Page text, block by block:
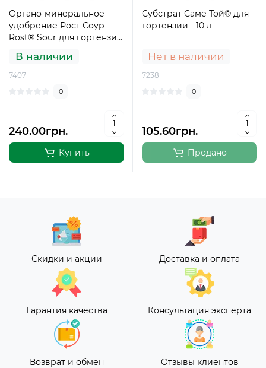
Органо-минеральное
удобрение Рост Соур
Rost® Sour для гортензий
В наличии
7407
0
240.00грн.
Купить
Субстрат Саме Той® для
гортензии - 10 л
Нет в наличии
7238
0
105.60грн.
Продано
Скидки и акции Доставка и оплата
Гарантия качества Консультация эксперта
Возврат и обмен Отзывы клиентов